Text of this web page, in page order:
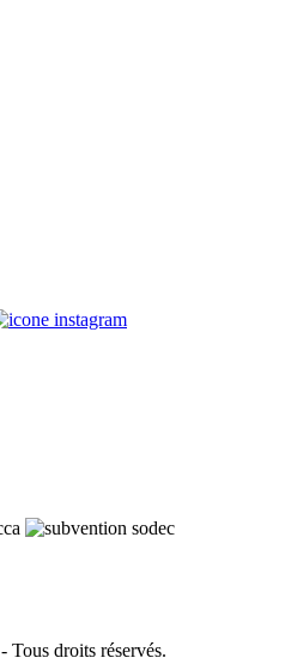
droits réservés.